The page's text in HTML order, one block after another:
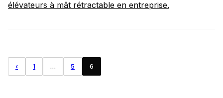
élévateurs à mât rétractable en entreprise.
‹ 1 … 5 6